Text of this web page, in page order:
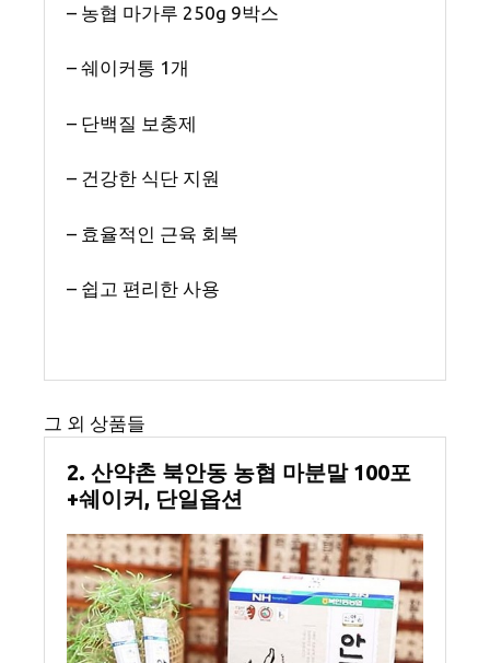
– 농협 마가루 250g 9박스
– 쉐이커통 1개
– 단백질 보충제
– 건강한 식단 지원
– 효율적인 근육 회복
– 쉽고 편리한 사용
그 외 상품들
2. 산약촌 북안동 농협 마분말 100포
+쉐이커, 단일옵션